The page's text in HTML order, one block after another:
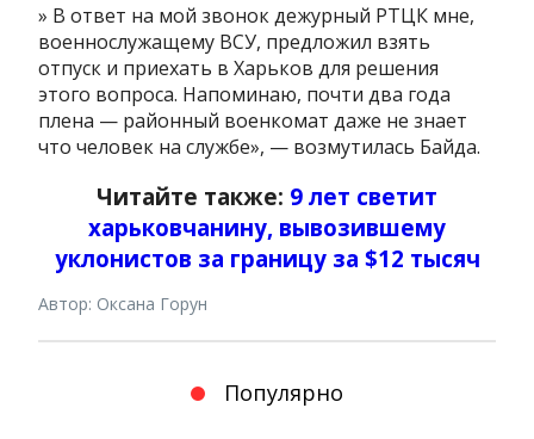
» В ответ на мой звонок дежурный РТЦК мне,
военнослужащему ВСУ, предложил взять
отпуск и приехать в Харьков для решения
этого вопроса. Напоминаю, почти два года
плена — районный военкомат даже не знает
что человек на службе», — возмутилась Байда.
Читайте также: 9 лет светит
харьковчанину, вывозившему
уклонистов за границу за $12 тысяч
Автор: Оксана Горун
Популярно